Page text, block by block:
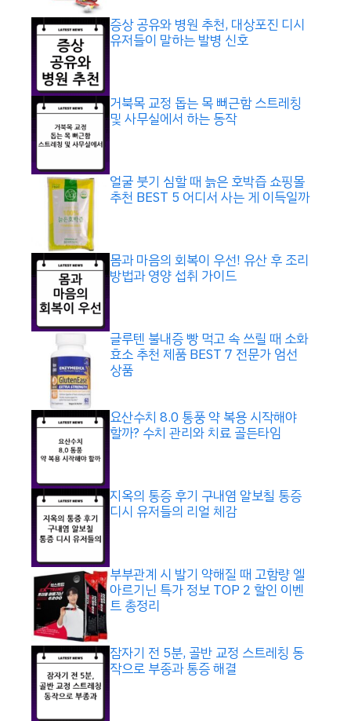
증상 공유와 병원 추천, 대상포진 디시
유저들이 말하는 발병 신호
거북목 교정 돕는 목 뻐근함 스트레칭
및 사무실에서 하는 동작
얼굴 붓기 심할 때 늙은 호박즙 쇼핑몰
추천 BEST 5 어디서 사는 게 이득일까
몸과 마음의 회복이 우선! 유산 후 조리
방법과 영양 섭취 가이드
글루텐 불내증 빵 먹고 속 쓰릴 때 소화
효소 추천 제품 BEST 7 전문가 엄선
상품
요산수치 8.0 통풍 약 복용 시작해야
할까? 수치 관리와 치료 골든타임
지옥의 통증 후기 구내염 알보칠 통증
디시 유저들의 리얼 체감
부부관계 시 발기 약해질 때 고함량 엘
아르기닌 특가 정보 TOP 2 할인 이벤
트 총정리
잠자기 전 5분, 골반 교정 스트레칭 동
작으로 부종과 통증 해결